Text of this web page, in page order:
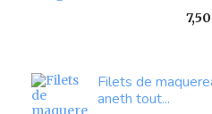
Prix
Filets de
aneth tout...